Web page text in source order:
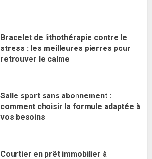
Bracelet de lithothérapie contre le
stress : les meilleures pierres pour
retrouver le calme
Salle sport sans abonnement :
comment choisir la formule adaptée à
vos besoins
Courtier en prêt immobilier à